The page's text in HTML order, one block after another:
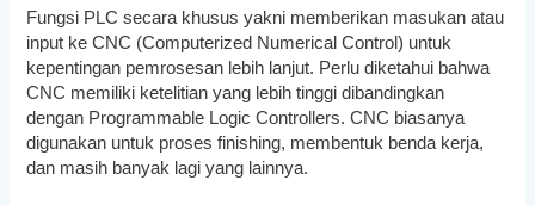
Fungsi PLC secara khusus yakni memberikan masukan atau
input ke CNC (Computerized Numerical Control) untuk
kepentingan pemrosesan lebih lanjut. Perlu diketahui bahwa
CNC memiliki ketelitian yang lebih tinggi dibandingkan
dengan Programmable Logic Controllers. CNC biasanya
digunakan untuk proses finishing, membentuk benda kerja,
dan masih banyak lagi yang lainnya.